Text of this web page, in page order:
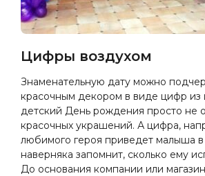
Цифры воздухом
Знаменательную дату можно
красочным декором в виде цифр
детский День рождения просто не
красочных украшений. А цифра,
любимого героя приведет малыша в
наверняка запомнит, сколько ему
До основания компании или